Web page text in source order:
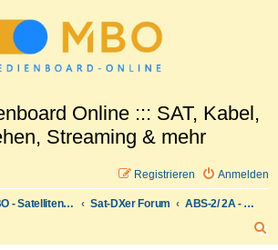
Online ::: SAT, Kabel,
Streaming & mehr
Anmelden
Registrieren
MBO - Satellitenwelt Sat-DXer Forum
ABS-2/ 2A - 75,0° Ost